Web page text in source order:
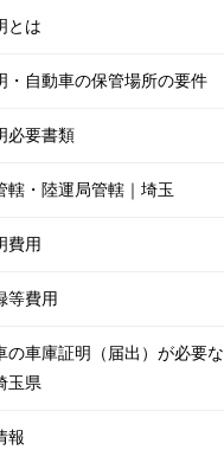
とは
・自動車の保管場所の要件
必要書類
轄・陸運局管轄｜埼玉
費用
等費用
の車庫証明（届出）が必要な
玉県
報